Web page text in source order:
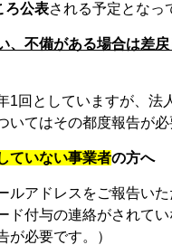
ろ公表される予定となっ
、不備がある場合は差
1回としていますが、
てはその都度報告が必
ていない事業者の方へ
ルアドレスをご報告い
ド付与の連絡がされて
が必要です。）